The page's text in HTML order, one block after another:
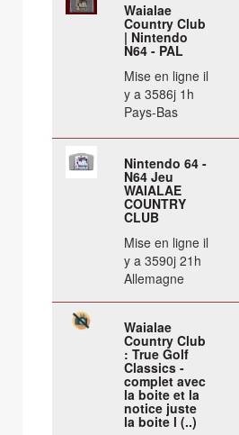
Waialae
Country Club
| Nintendo
N64 - PAL
Mise en ligne il
y a 3586j 1h
Pays-Bas
Nintendo 64 -
N64 Jeu
WAIALAE
COUNTRY
CLUB
Mise en ligne il
y a 3590j 21h
Allemagne
Waialae
Country Club
: True Golf
Classics -
complet avec
la boite et la
notice juste
la boite l (..)